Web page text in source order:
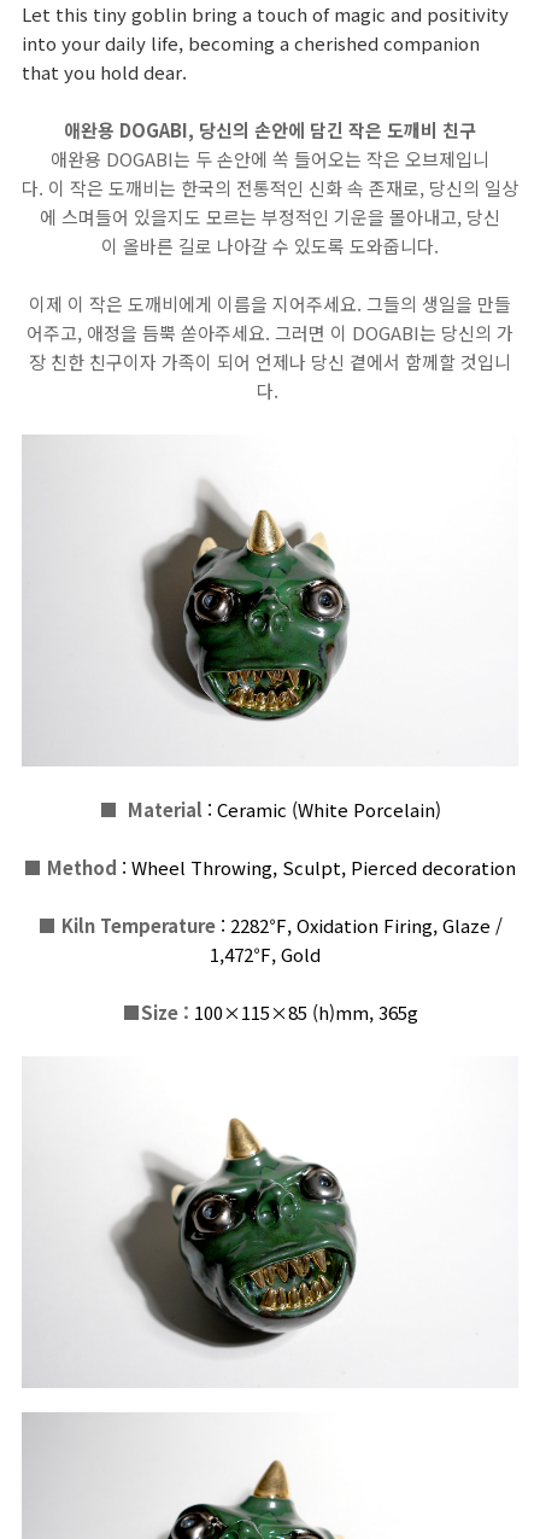
Let this tiny goblin bring a touch of magic and positivity
into your daily life, becoming a cherished companion
that you hold dear.
애완용 DOGABI, 당신의 손안에 담긴 작은 도깨비 친구
애완용 DOGABI는 두 손안에 쏙 들어오는 작은 오브제입니
다. 이 작은 도깨비는 한국의 전통적인 신화 속 존재로, 당신의 일상
에 스며들어 있을지도 모르는 부정적인 기운을 몰아내고, 당신
이 올바른 길로 나아갈 수 있도록 도와줍니다.
이제 이 작은 도깨비에게 이름을 지어주세요. 그들의 생일을 만들
어주고, 애정을 듬뿍 쏟아주세요. 그러면 이 DOGABI는 당신의 가
장 친한 친구이자 가족이 되어 언제나 당신 곁에서 함께할 것입니
다.
■ Material : Ceramic (White Porcelain)
■ Method : Wheel Throwing, Sculpt, Pierced decoration
■ Kiln Temperature : 2282℉, Oxidation Firing, Glaze /
1,472℉,Gold
■Size : 100×115×85 (h)mm, 365g